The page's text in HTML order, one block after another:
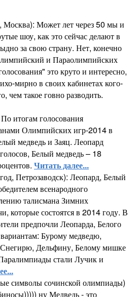
Москва): Может лет через 50 мы и
шоу, как это сейчас делают в
за свою страну. Нет, конечно
и Параолимпийских
это круто и интересно,
мирно в своих кабинетах кого-
чем такое говно разводить.
итогам голосования
Олимпийских игр-2014 в
медведь и Заяц. Леопард
Белый медведь – 18
Читать далее...
Петрозаводск): Леопард, Белый
всенародного
талисмана Зимних
которые состоятся в 2014 году. В
предпочли Леопарда, Белого
Бурому медведю,
Дельфину, Белому мишке
стали Лучик и
символы сочинской олимпиады)
ну Медведь - это